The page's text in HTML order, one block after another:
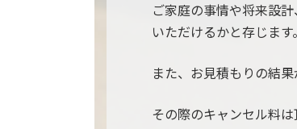
ご家庭の事情や将来設
いただけるかと存じます。
また、お見積もりの結
その際のキャンセル料は